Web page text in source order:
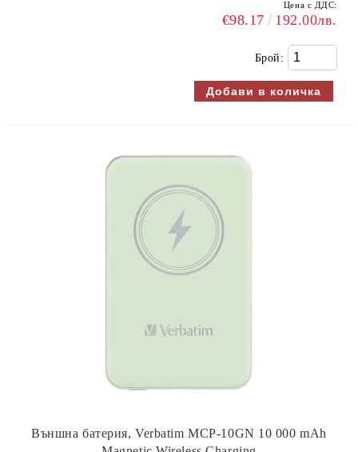
Цена с ДДС:
€98.17 192.00лв.
Брой:
Външна батерия, Verbatim MCP-10GN 10 000 mAh